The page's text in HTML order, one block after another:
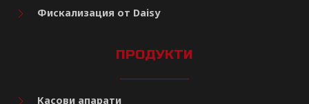
Фискализация от Daisy
ПРОДУКТИ
Касови апарати